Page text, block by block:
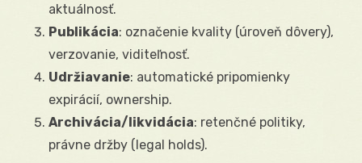
aktuálnosť.
Publikácia: označenie kvality (úroveň dôvery),
verzovanie, viditeľnosť.
Udržiavanie: automatické pripomienky
expirácií, ownership.
Archivácia/likvidácia: retenčné politiky,
právne držby (legal holds).